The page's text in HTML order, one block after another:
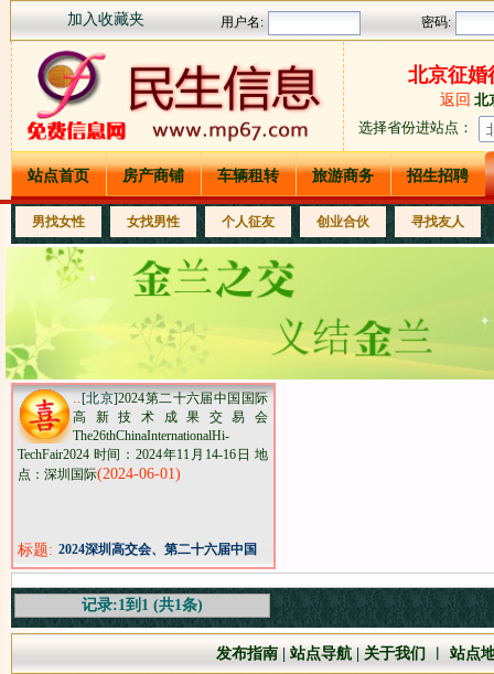
加入收藏夹
北京征婚
返回 北
选择省份进站点 ：
站点首页 房产商铺 车辆租转 旅游商务 招生招聘
男找女性 女找男性 个人征友 创业合伙 寻找友人
..[北京]2024第二十六届中国国际
高新技术成果交易会
The26thChinaInternationalHi-
TechFair2024 时间：2024年11月14-16日 地
点：深圳国际(2024-06-01)
标题: 2024深圳高交会、第二十六届中国
国际高新技术成果交易会
记录:1到1 (共1条)
发布指南|站点导航| 关于我们 站点